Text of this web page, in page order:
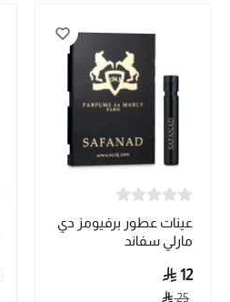
عينات عطور برفيومز دي
مارلي سفاند
12
25